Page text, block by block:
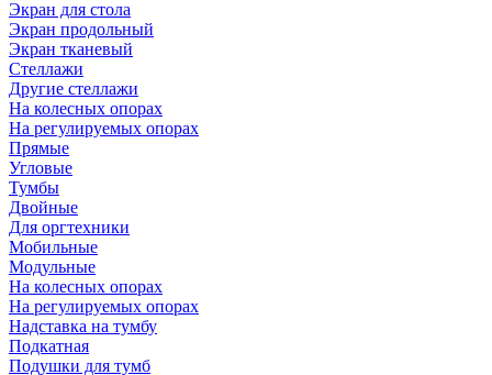
Экран для стола
Экран продольный
Экран тканевый
Стеллажи
Другие стеллажи
На колесных опорах
На регулируемых опорах
Прямые
Угловые
Тумбы
Двойные
Для оргтехники
Мобильные
Модульные
На колесных опорах
На регулируемых опорах
Надставка на тумбу
Подкатная
Подушки для тумб